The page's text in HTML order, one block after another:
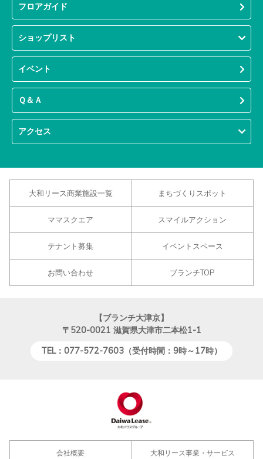
フロアガイド
ショップリスト
イベント
Ｑ＆Ａ
アクセス
大和リース商業施設一覧 まちづくりスポット
ママスクエア スマイルアクション
テナント募集 イベントスペース
お問い合わせ ブランチTOP
【ブランチ大津京】
〒520-0021 滋賀県大津市二本松1-1
TEL：077-572-7603（受付時間：9時～17時）
会社概要 大和リース事業・サービス